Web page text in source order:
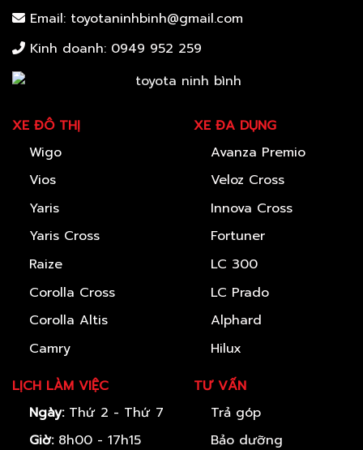
Email: toyotaninhbinh@gmail.com
Kinh doanh: 0949 952 259
XE ĐÔ THỊ
Wigo
Vios
Yaris
Yaris Cross
Raize
Corolla Cross
Corolla Altis
Camry
LỊCH LÀM VIỆC
Ngày:Thứ 2 - Thứ 7
Giờ:8h00 - 17h15
XE ĐA DỤNG
Avanza Premio
Veloz Cross
Innova Cross
Fortuner
LC 300
LC Prado
Alphard
Hilux
TƯ VẤN
Trả góp
Bảo dưỡng